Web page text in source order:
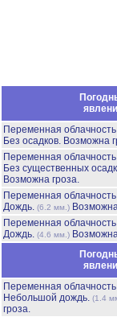
Переменная
Без осадков. Возможна
Переменная
Без существенных
Возможна гроза.
Переменная
Дождь. (6.2 мм.)
Переменная
Дождь. (4.6 мм.)
Переменная
Небольшой дождь. (1.4
гроза.